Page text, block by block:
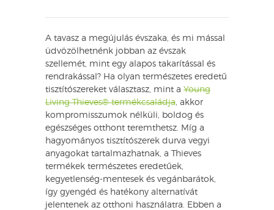
A tavasz a megújulás évszaka, és mi mással
üdvözölhetnénk jobban az évszak
szellemét, mint egy alapos takarítással és
rendrakással? Ha olyan természetes eredetű
tisztítószereket választasz, mint a Young
Living Thieves® termékcsaládja , akkor
kompromisszumok nélküli, boldog és
egészséges otthont teremthetsz. Míg a
hagyományos tisztítószerek durva vegyi
anyagokat tartalmazhatnak, a Thieves
termékek természetes eredetűek,
kegyetlenség-mentesek és vegánbarátok,
így gyengéd és hatékony alternatívát
jelentenek az otthoni használatra. Ebben a